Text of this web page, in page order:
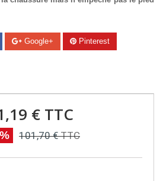
Google+ Pinterest
€TTC
101,70 €TTC